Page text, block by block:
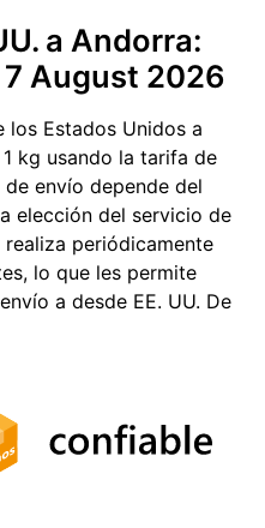
a Andorra:
7 August 2026
los Estados Unidos a
kg usando la tarifa de
envío depende del
elección del servicio de
periódicamente
lo que les permite
a desde EE. UU. De